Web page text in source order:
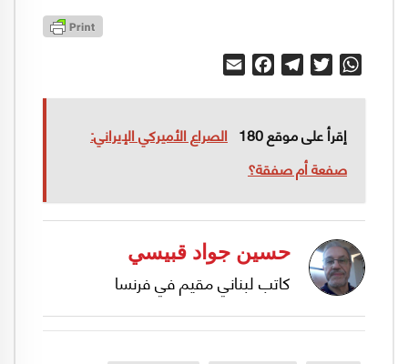
WhatsApp
Twitter
Telegram
Facebook
إقرأ على موقع 180
الصراع الأميركي الإيراني:
صفعة أم صفقة؟
حسين جواد قبيسي
كاتب لبناني مقيم في فرنسا